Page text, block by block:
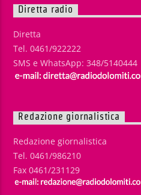
Diretta radio
Diretta
Tel. 0461/922222
SMS e WhatsApp: 348/5140444
Redazione giornalistica
Redazione giornalistica
Tel. 0461/986210
Fax 0461/231129